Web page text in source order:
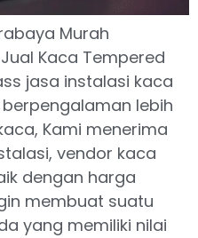
Murah
Kaca Tempered
jasa instalasi kaca
lebih
Kami menerima
vendor kaca
dengan harga
membuat suatu
yang memiliki nilai